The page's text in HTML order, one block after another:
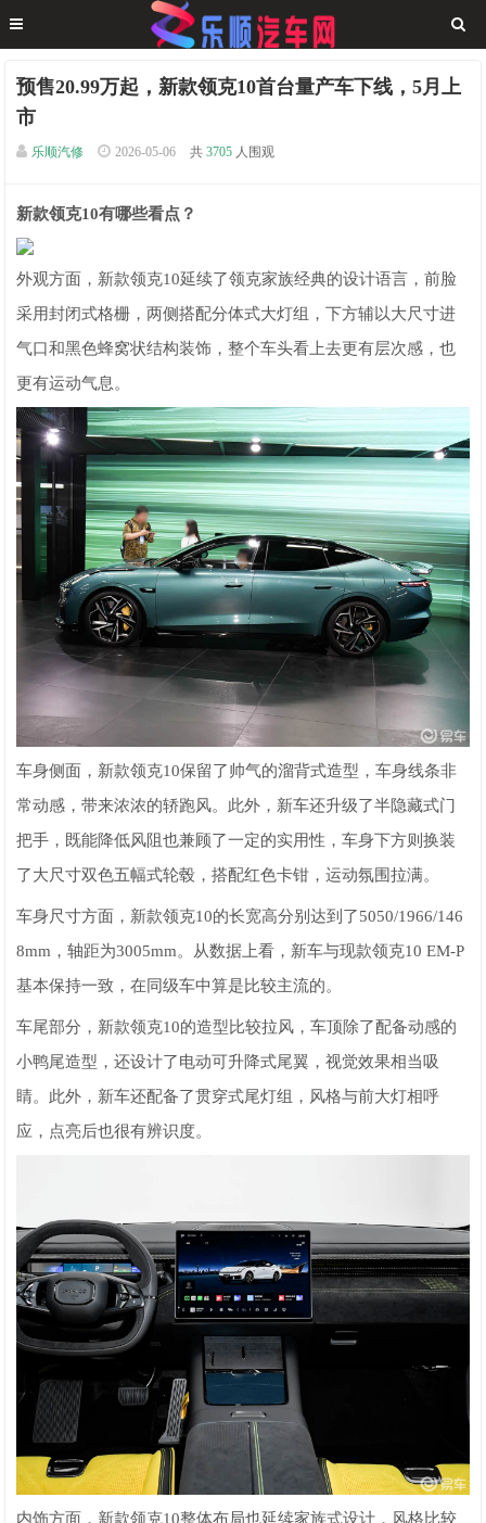
预售20.99万起，新款领克10首台量产车下线，5月上
市
乐顺汽修 2026-05-06 共 3705 人围观
新款领克10有哪些看点？
外观方面，新款领克10延续了领克家族经典的设计语言，前脸
采用封闭式格栅，两侧搭配分体式大灯组，下方辅以大尺寸进
气口和黑色蜂窝状结构装饰，整个车头看上去更有层次感，也
更有运动气息。
车身侧面，新款领克10保留了帅气的溜背式造型，车身线条非
常动感，带来浓浓的轿跑风。此外，新车还升级了半隐藏式门
把手，既能降低风阻也兼顾了一定的实用性，车身下方则换装
了大尺寸双色五幅式轮毂，搭配红色卡钳，运动氛围拉满。
车身尺寸方面，新款领克10的长宽高分别达到了5050/1966/146
8mm，轴距为3005mm。从数据上看，新车与现款领克10 EM-P
基本保持一致，在同级车中算是比较主流的。
车尾部分，新款领克10的造型比较拉风，车顶除了配备动感的
小鸭尾造型，还设计了电动可升降式尾翼，视觉效果相当吸
睛。此外，新车还配备了贯穿式尾灯组，风格与前大灯相呼
应，点亮后也很有辨识度。
内饰方面，新款领克10整体布局也延续家族式设计，风格比较